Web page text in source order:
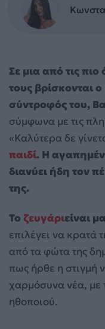
Σε μια από τις
τους βρίσκονται
σύντροφός του,
σύμφωνα με τις
«Καλύτερα δε
παιδί. Η
διανύει ήδη τον
της.
Το ζευγάριείναι
επιλέγει να κρατά
από τα φώτα της
πως ήρθε η στιγμή
χαρμόσυνα νέα, με
ηθοποιού.